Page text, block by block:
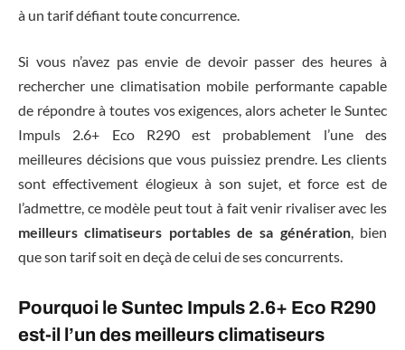
à un tarif défiant toute concurrence.
Si vous n’avez pas envie de devoir passer des heures à
rechercher une climatisation mobile performante capable
de répondre à toutes vos exigences, alors acheter le Suntec
Impuls 2.6+ Eco R290 est probablement l’une des
meilleures décisions que vous puissiez prendre. Les clients
sont effectivement élogieux à son sujet, et force est de
l’admettre, ce modèle peut tout à fait venir rivaliser avec les
meilleurs climatiseurs portables de sa génération, bien
que son tarif soit en deçà de celui de ses concurrents.
Pourquoi le Suntec Impuls 2.6+ Eco R290
est-il l’un des meilleurs climatiseurs